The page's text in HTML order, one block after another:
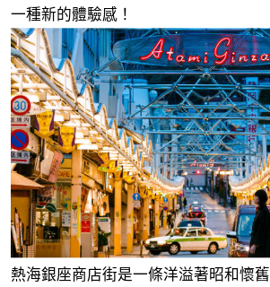
一種新的體驗感！
熱海銀座商店街是一條洋溢著昭和懷